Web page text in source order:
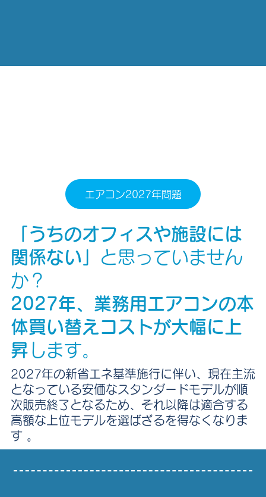
エアコン2027年問題
「うちのオフィスや施設には
関係ない」
と思っていません
か？
2027年、業務用エアコンの本
体買い替えコストが大幅に上
昇 します。
2027年の新省エネ基準施行に伴い、現在主流
となっている安価なスタンダードモデルが順
次販売終了となるため、それ以降は適合する
高額な上位モデルを選ばざるを得なくなりま
す 。